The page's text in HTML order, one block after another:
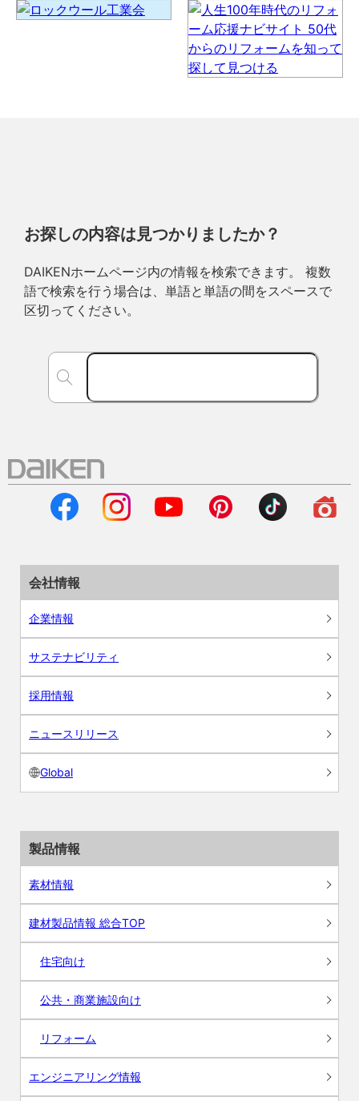
お探しの内容は見つかりましたか？
DAIKENホームページ内の情報を検索できます。 複数
語で検索を行う場合は、単語と単語の間をスペースで
区切ってください。
会社情報
企業情報
サステナビリティ
採用情報
ニュースリリース
Global
製品情報
素材情報
建材製品情報 総合TOP
住宅向け
公共・商業施設向け
リフォーム
エンジニアリング情報